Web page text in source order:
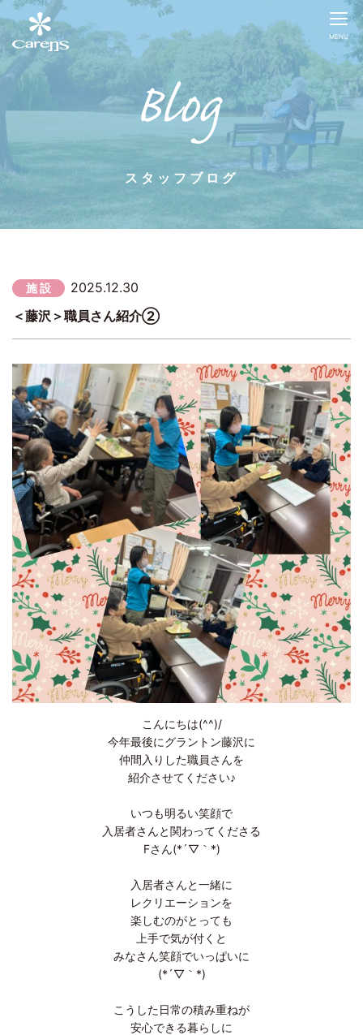
MENU
スタッフブログ
施 設
2025.12.30
＜藤沢＞職員さん紹介②
こんにちは(^^)/
今年最後にグラントン藤沢に
仲間入りした職員さんを
紹介させてください♪
いつも明るい笑顔で
入居者さんと関わってくださる
Fさん(*´▽｀*)
入居者さんと一緒に
レクリエーションを
楽しむのがとっても
上手で気が付くと
みなさん笑顔でいっぱいに
(*´▽｀*)
こうした日常の積み重ねが
安心できる暮らしに